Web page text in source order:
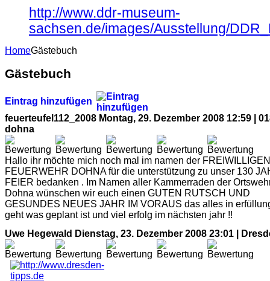
http://www.ddr-museum-
sachsen.de/images/Ausstellung/
HomeGästebuch
Gästebuch
Eintrag hinzufügen
feuerteufel112_2008 Montag, 29. Dezember 2008 12:59 |
dohna
Hallo ihr möchte mich noch mal im namen der FREIWILLIGEN
FEUERWEHR DOHNA für die unterstützung zu unser 130
FEIER bedanken . Im Namen aller Kammerraden der
Dohna wünschen wir euch einen GUTEN RUTSCH UND
GESUNDES NEUES JAHR IM VORAUS das alles in
geht was geplant ist und viel erfolg im nächsten jahr !!
Uwe Hegewald Dienstag, 23. Dezember 2008 23:01 |